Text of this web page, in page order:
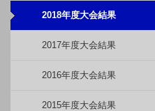
2018年度大会結果
2017年度大会結果
2016年度大会結果
2015年度大会結果